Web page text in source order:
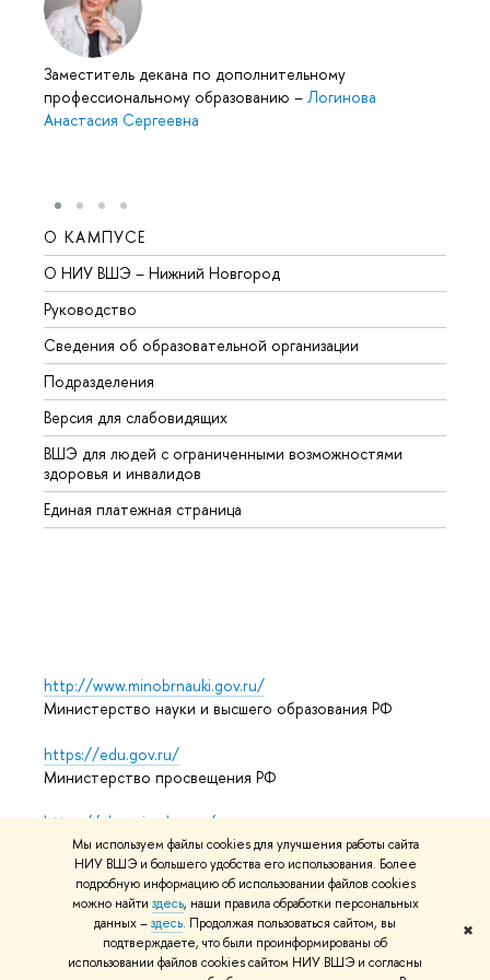
Мы используем файлы cookies для улучшения работы сайта
НИУ ВШЭ и большего удобства его использования. Более
подробную информацию об использовании файлов cookies
можно найти здесь, наши правила обработки персональных
данных –здесь. Продолжая пользоваться сайтом, вы
подтверждаете, что были проинформированы об
использовании файлов cookies сайтом НИУ ВШЭ и согласны
✖
Заместитель декана по дополнительному
профессиональному образованию – Логинова
Анастасия Сергеевна
О КАМПУСЕ
О НИУ ВШЭ – Нижний Новгород
Руководство
Сведения об образовательной организации
Подразделения
Версия для слабовидящих
ВШЭ для людей с ограниченными возможностями
здоровья и инвалидов
Единая платежная страница
http://www.minobrnauki.gov.ru/
Министерство науки и высшего образования РФ
https://edu.gov.ru/
Министерство просвещения РФ
https://elearning.hse.ru/mooc
Массовые открытые онлайн-курсы
© НИУ ВШЭ 1993–2026 Адреса и контактыУсловия
использования материаловПолитика конфиденциальности
Карта сайта